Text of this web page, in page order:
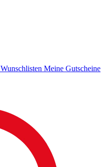
Wunschlisten Meine Gutscheine